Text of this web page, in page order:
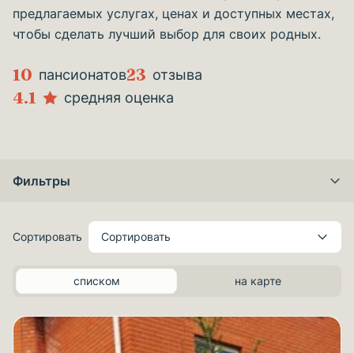
предлагаемых услугах, ценах и доступных местах,
чтобы сделать лучший выбор для своих родных.
10 пансионатов23 отзыва
4.1 средняя оценка
Фильтры
Сортировать Сортировать
списком на карте